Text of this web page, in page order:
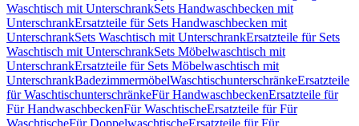
Waschtisch mit UnterschrankSets Handwaschbecken mit
UnterschrankErsatzteile für Sets Handwaschbecken mit
UnterschrankSets Waschtisch mit UnterschrankErsatzteile für Sets
Waschtisch mit UnterschrankSets Möbelwaschtisch mit
UnterschrankErsatzteile für Sets Möbelwaschtisch mit
UnterschrankBadezimmermöbelWaschtischunterschränkeErsatzteile
für WaschtischunterschränkeFür HandwaschbeckenErsatzteile für
Für HandwaschbeckenFür WaschtischeErsatzteile für Für
WaschtischeFür DoppelwaschtischeErsatzteile für Für